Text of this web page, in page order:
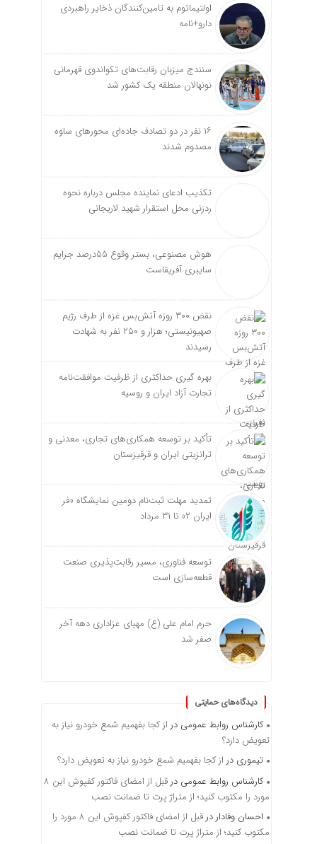
اولتیماتوم به تامین‌کنندگان ذخایر راهبردی
دارو+نامه
سنندج میزبان رقابت‌های تکواندوی قهرمانی
نونهالان منطقه یک کشور شد
۱۶ نفر در دو تصادف جاده‌ای محورهای ساوه
مصدوم شدند
تکذیب ادعای نماینده مجلس درباره نحوه
ردزنی محل استقرار شهید لاریجانی
هوش مصنوعی، بستر وقوع 55درصد جرایم
سایبری آفریقاست
نقض ۳۰۰ روزه آتش‌بس غزه از طرف رژیم
صهیونیستی؛ هزار و ۲۵۰ نفر به شهادت
رسیدند
بهره گیری حداکثری از ظرفیت موافقت‌نامه
تجارت آزاد ایران و روسیه
تأکید بر توسعه همکاری‌های تجاری، معدنی و
ترانزیتی ایران و قرقیزستان
تمدید مهلت ثبت‌نام دومین نمایشگاه «فر
ایران ۲» تا ۳۱ مرداد
توسعه فناوری، مسیر رقابت‌پذیری صنعت
قطعه‌سازی است
حرم امام علی (ع) مهیای عزاداری دهه آخر
صفر شد
دیدگاه‌های حمایتی
کارشناس روابط عمومی در از کجا بفهمیم شمع خودرو نیاز به
تعویض دارد؟
تیموری در از کجا بفهمیم شمع خودرو نیاز به تعویض دارد؟
کارشناس روابط عمومی در
قبل از امضای فاکتور کفپوش این ۸
مورد را مکتوب کنید؛ از متراژ پرت تا ضمانت نصب
احسان وفادار در
قبل از امضای فاکتور کفپوش این ۸ مورد را
مکتوب کنید؛ از متراژ پرت تا ضمانت نصب